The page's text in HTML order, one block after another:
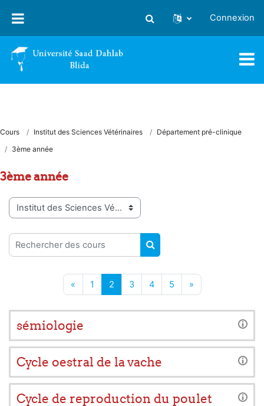
Activer/désactiver la saisie
Connexion
Cours Institut des Sciences Vétérinaires
Département pré-clinique
3ème année
3ème année
Catégories de cours
Rechercher des cours
RECHERCHER DES
«Page précédente
1 Page 1
2Page 2
3Page 3
4Page 4
5Page 5
»Page suivante
sémiologie
Cycle oestral de la vache
Cycle de reproduction du poulet